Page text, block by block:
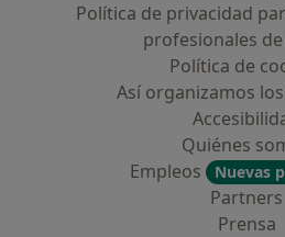
Política de privacidad
profesionales
Política de
Así organizamos
Quiénes
Empleos
Nuevas
Partners
Prensa